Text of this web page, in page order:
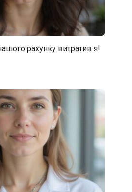
рахунку витратив я!